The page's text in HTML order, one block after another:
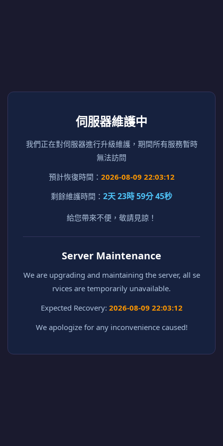
伺服器維護中
我們正在對伺服器進行升級維護，期間所有服務暫時
無法訪問
預計恢復時間： 2026-08-09 22:03:12
剩餘維護時間： 2天 23時 59分 45秒
給您帶來不便，敬請見諒！
Server Maintenance
We are upgrading and maintaining the server, all se
rvices are temporarily unavailable.
Expected Recovery: 2026-08-09 22:03:12
We apologize for any inconvenience caused!